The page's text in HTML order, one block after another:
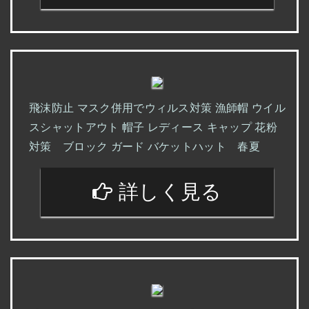
飛沫防止 マスク併用でウィルス対策 漁師帽 ウイル
スシャットアウト 帽子 レディース キャップ 花粉
対策 ブロック ガード バケットハット 春夏
詳しく見る